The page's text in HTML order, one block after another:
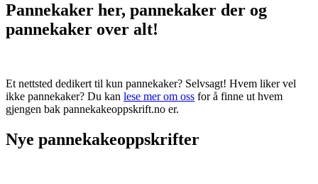
Pannekaker her, pannekaker der og
pannekaker over alt!
Et nettsted dedikert til kun pannekaker? Selvsagt! Hvem liker vel
ikke pannekaker? Du kan lese mer om oss for å finne ut hvem
gjengen bak pannekakeoppskrift.no er.
Nye pannekakeoppskrifter